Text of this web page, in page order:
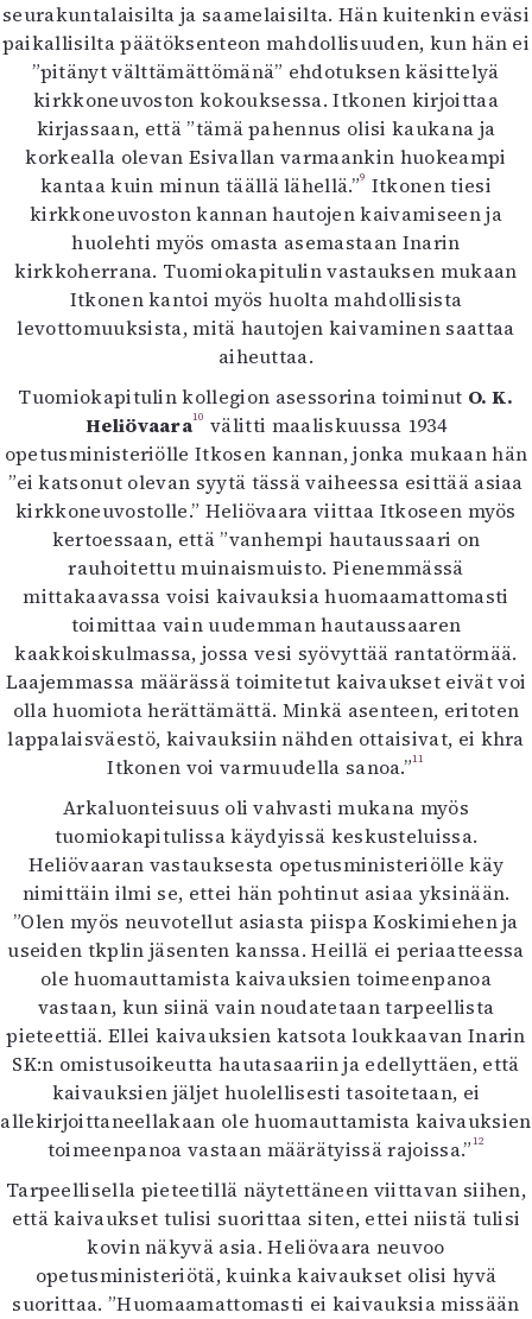
seurakuntalaisilta ja saamelaisilta. Hän kuitenkin eväsi
paikallisilta päätöksenteon mahdollisuuden, kun hän ei
”pitänyt välttämättömänä” ehdotuksen käsittelyä
kirkkoneuvoston kokouksessa. Itkonen kirjoittaa
kirjassaan, että ”tämä pahennus olisi kaukana ja
korkealla olevan Esivallan varmaankin huokeampi
kantaa kuin minun täällä lähellä.”9 Itkonen tiesi
kirkkoneuvoston kannan hautojen kaivamiseen ja
huolehti myös omasta asemastaan Inarin
kirkkoherrana. Tuomiokapitulin vastauksen mukaan
Itkonen kantoi myös huolta mahdollisista
levottomuuksista, mitä hautojen kaivaminen saattaa
aiheuttaa.
Tuomiokapitulin kollegion asessorina toiminut O. K.
Heliövaara10 välitti maaliskuussa 1934
opetusministeriölle Itkosen kannan, jonka mukaan hän
”ei katsonut olevan syytä tässä vaiheessa esittää asiaa
kirkkoneuvostolle.” Heliövaara viittaa Itkoseen myös
kertoessaan, että ”vanhempi hautaussaari on
rauhoitettu muinaismuisto. Pienemmässä
mittakaavassa voisi kaivauksia huomaamattomasti
toimittaa vain uudemman hautaussaaren
kaakkoiskulmassa, jossa vesi syövyttää rantatörmää.
Laajemmassa määrässä toimitetut kaivaukset eivät voi
olla huomiota herättämättä. Minkä asenteen, eritoten
lappalaisväestö, kaivauksiin nähden ottaisivat, ei khra
Itkonen voi varmuudella sanoa.”11
Arkaluonteisuus oli vahvasti mukana myös
tuomiokapitulissa käydyissä keskusteluissa.
Heliövaaran vastauksesta opetusministeriölle käy
nimittäin ilmi se, ettei hän pohtinut asiaa yksinään.
”Olen myös neuvotellut asiasta piispa Koskimiehen ja
useiden tkplin jäsenten kanssa. Heillä ei periaatteessa
ole huomauttamista kaivauksien toimeenpanoa
vastaan, kun siinä vain noudatetaan tarpeellista
pieteettiä. Ellei kaivauksien katsota loukkaavan Inarin
SK:n omistusoikeutta hautasaariin ja edellyttäen, että
kaivauksien jäljet huolellisesti tasoitetaan, ei
allekirjoittaneellakaan ole huomauttamista kaivauksien
toimeenpanoa vastaan määrätyissä rajoissa.” 12
Tarpeellisella pieteetillä näytettäneen viittavan siihen,
että kaivaukset tulisi suorittaa siten, ettei niistä tulisi
kovin näkyvä asia. Heliövaara neuvoo
opetusministeriötä, kuinka kaivaukset olisi hyvä
suorittaa. ”Huomaamattomasti ei kaivauksia missään